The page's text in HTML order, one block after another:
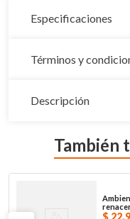
Especificaciones
Términos y
Descripción
También
$ 22.